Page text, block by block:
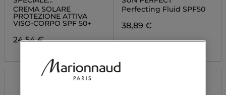
ABBRONZATURA
PERFETTA
CREMA SOLARE
PROTEZIONE ATTIVA
VISO-CORPO SPF 50+
24,54 €
Perfecting Fluid SPF50
38,89 €